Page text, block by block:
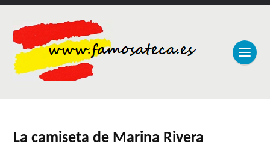
La camiseta de Marina Rivera